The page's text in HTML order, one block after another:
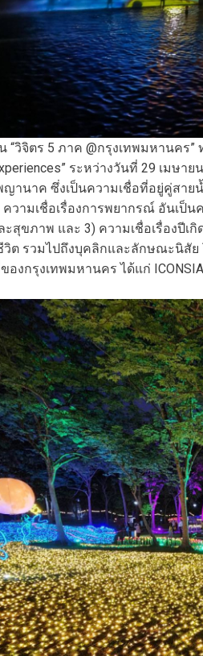
“วิจิตร 5 ภาค @กรุงเทพมหานคร
ระหว่างวันที่ 29 เมษ
ญานาค ซึ่งเป็นความเชื่อที่อยู่คู่สา
ความเชื่อเรื่องการพยากรณ์ อันเ
ะสุขภาพ และ 3) ความเชื่อเรื่องปี
ต รวมไปถึงบุคลิกและลักษณะนิสัย
ของกรุงเทพมหานคร ได้แก่